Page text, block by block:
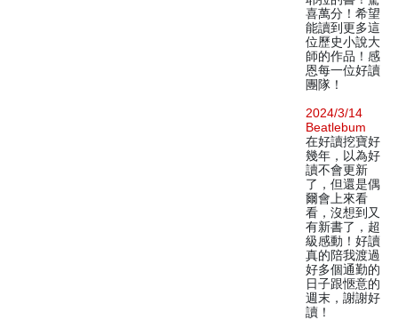
喜萬分！希望
能讀到更多這
位歷史小說大
師的作品！感
恩每一位好讀
團隊！
2024/3/14
Beatlebum
在好讀挖寶好
幾年，以為好
讀不會更新
了，但還是偶
爾會上來看
看，沒想到又
有新書了，超
級感動！好讀
真的陪我渡過
好多個通勤的
日子跟愜意的
週末，謝謝好
讀！